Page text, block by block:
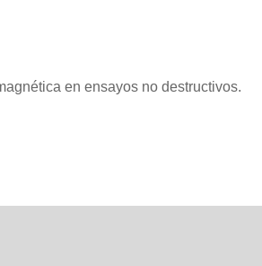
en ensayos no destructivos.